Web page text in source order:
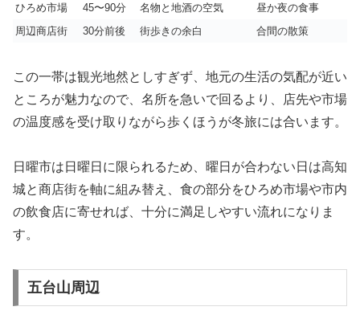
ひろめ市場
45〜90分 名物と地酒の空気
昼か夜の食事
周辺商店街
30分前後 街歩きの余白 合間の散策
この一帯は観光地然としすぎず、地元の生活の気配が近い
ところが魅力なので、名所を急いで回るより、店先や市場
の温度感を受け取りながら歩くほうが冬旅には合います。
日曜市は日曜日に限られるため、曜日が合わない日は高知
城と商店街を軸に組み替え、食の部分をひろめ市場や市内
の飲食店に寄せれば、十分に満足しやすい流れになりま
す。
五台山周辺